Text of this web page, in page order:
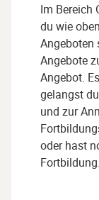
Im Bereich
du wie
Angeboten
Angebote
Angebot.
gelangst
und zur
oder hast
Fortbildung.